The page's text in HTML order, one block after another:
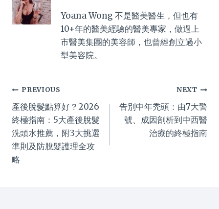
Yoana Wong 不是醫美醫生，但也有
10+年的醫美經驗的醫美專家，做過上
市醫美集團的美容師，也曾經創立過小
型美容院。
Post
navigation
PREVIOUS
產後脫髮點算好？2026
終極指南：5大產後脫髮
洗頭水推薦，附3大挑選
準則及防脫髮護理全攻
略
NEXT
告別中年禿頭：由7大警
號、成因剖析到中西醫
治療的終極指南